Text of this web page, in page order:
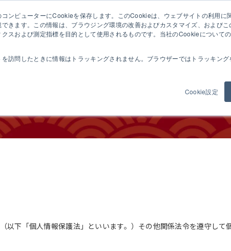
コンピューターにCookieを保存します。このCookieは、ウェブサイトの利用に
きます。この情報は、ブラウジング環境の改善およびカスタマイズ、および
スおよび測定指標を目的として使用されるものです。当社のCookieについて
訪問したときに情報はトラッキングされません。ブラウザーではトラッキン
Cookie設定
き麺機について 製品紹介 麺の学校 試作希望の
シーポリシー
以下「個人情報保護法」といいます。）その他関係法令を遵守して